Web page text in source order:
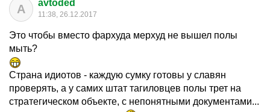
A avtoded
11:38, 26.12.2017
Это чтобы вместо фархуда мерхуд не вышел полы
мыть?
Страна идиотов - каждую сумку готовы у славян
проверять, а у самих штат тагиловцев полы трет на
стратегическом объекте, с непонятными документами...